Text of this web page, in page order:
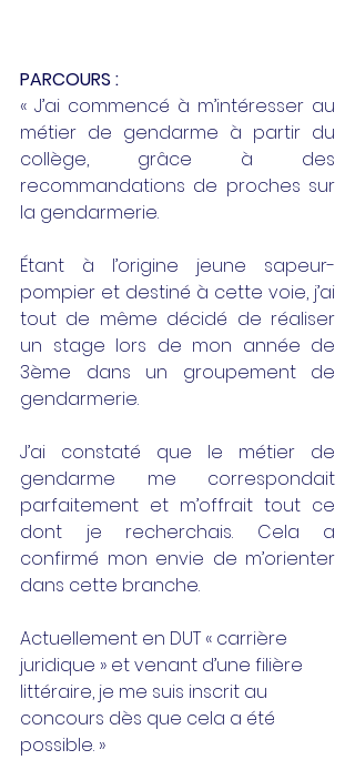
PARCOURS :
« J’ai commencé à m’intéresser au
métier de gendarme à partir du
collège, grâce à des
recommandations de proches sur
la gendarmerie.
Étant à l’origine jeune sapeur-
pompier et destiné à cette voie, j’ai
tout de même décidé de réaliser
un stage lors de mon année de
3ème dans un groupement de
gendarmerie.
J’ai constaté que le métier de
gendarme me correspondait
parfaitement et m’offrait tout ce
dont je recherchais. Cela a
confirmé mon envie de m’orienter
dans cette branche.
Actuellement en DUT « carrière
juridique » et venant d’une filière
littéraire, je me suis inscrit au
concours dès que cela a été
possible. »